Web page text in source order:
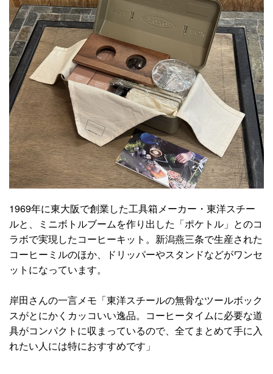
1969年に東大阪で創業した工具箱メーカー・東洋スチー
ルと、ミニボトルブームを作り出した「ポケトル」とのコ
ラボで実現したコーヒーキット。新潟燕三条で生産された
コーヒーミルのほか、ドリッパーやスタンドなどがワンセ
ットになっています。
岸田さんの一言メモ「東洋スチールの無骨なツールボック
スがとにかくカッコいい逸品。コーヒータイムに必要な道
具がコンパクトに収まっているので、全てまとめて手に入
れたい人には特におすすめです」